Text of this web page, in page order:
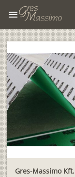
menu
Gres-Massimo Kft.